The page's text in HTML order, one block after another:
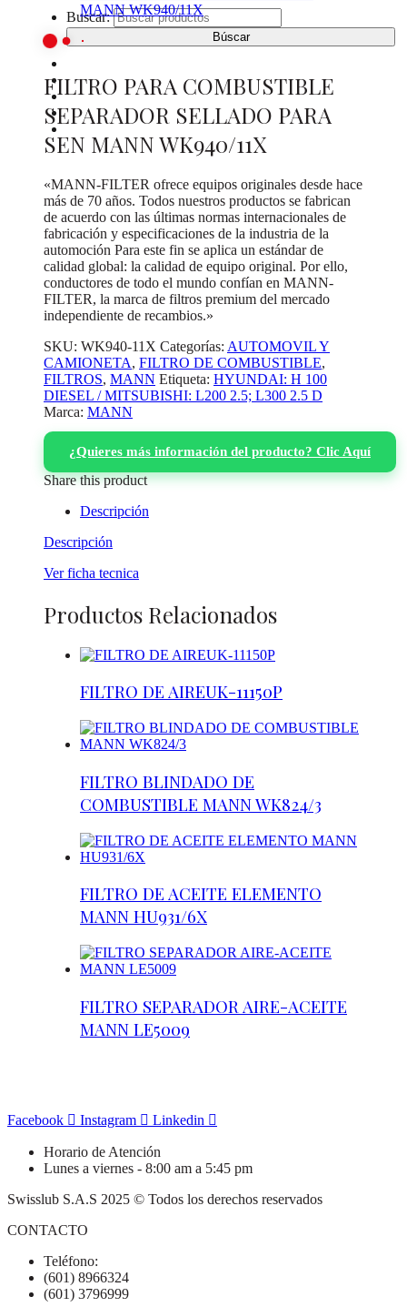
Buscar:
CATÁLOGO DE PRODUCTOS
¿DONDE COMPRAR?
SOBRE NOSOTROS
FILTRO PARA COMBUSTIBLE
SEPARADOR SELLADO PARA
SEN MANN WK940/11X
«MANN-FILTER ofrece equipos originales desde hace
más de 70 años. Todos nuestros productos se fabrican
de acuerdo con las últimas normas internacionales de
fabricación y especificaciones de la industria de la
automoción Para este fin se aplica un estándar de
calidad global: la calidad de equipo original. Por ello,
conductores de todo el mundo confían en MANN-
FILTER, la marca de filtros premium del mercado
independiente de recambios.»
SKU: WK940-11X Categorías: AUTOMOVIL Y
CAMIONETA, FILTRO DE COMBUSTIBLE,
FILTROS, MANN Etiqueta: HYUNDAI: H 100
DIESEL / MITSUBISHI: L200 2.5; L300 2.5 D
Marca: MANN
¿Quieres más información del producto? Clic Aquí
Share this product
Descripción
Descripción
Ver ficha tecnica
Productos Relacionados
FILTRO DE AIREUK-11150P
FILTRO BLINDADO DE
COMBUSTIBLE MANN WK824/3
FILTRO DE ACEITE ELEMENTO
MANN HU931/6X
FILTRO SEPARADOR AIRE-ACEITE
MANN LE5009
Facebook Instagram Linkedin
Horario de Atención
Lunes a viernes - 8:00 am a 5:45 pm
Swisslub S.A.S 2025 © Todos los derechos reservados
CONTACTO
Teléfono:
(601) 8966324
(601) 3796999